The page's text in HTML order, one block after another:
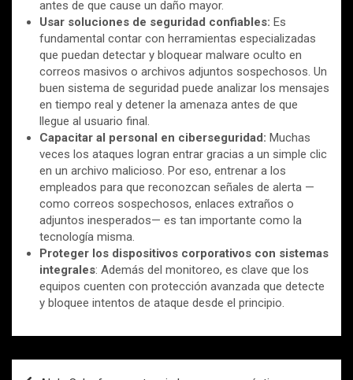
antes de que cause un daño mayor.
Usar soluciones de seguridad confiables: Es
fundamental contar con herramientas especializadas
que puedan detectar y bloquear malware oculto en
correos masivos o archivos adjuntos sospechosos. Un
buen sistema de seguridad puede analizar los mensajes
en tiempo real y detener la amenaza antes de que
llegue al usuario final.
Capacitar al personal en ciberseguridad: Muchas
veces los ataques logran entrar gracias a un simple clic
en un archivo malicioso. Por eso, entrenar a los
empleados para que reconozcan señales de alerta —
como correos sospechosos, enlaces extraños o
adjuntos inesperados— es tan importante como la
tecnología misma.
Proteger los dispositivos corporativos con sistemas
integrales: Además del monitoreo, es clave que los
equipos cuenten con protección avanzada que detecte
y bloquee intentos de ataque desde el principio.
Navegación